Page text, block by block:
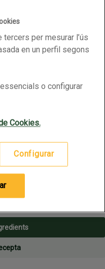
i bacallà
el seu sabor! La dolçor de
del bacallà sobre una base
combina tradició i
per mesurar l’ús
en un perfil segons
o configurar
Cookies.
Configurar